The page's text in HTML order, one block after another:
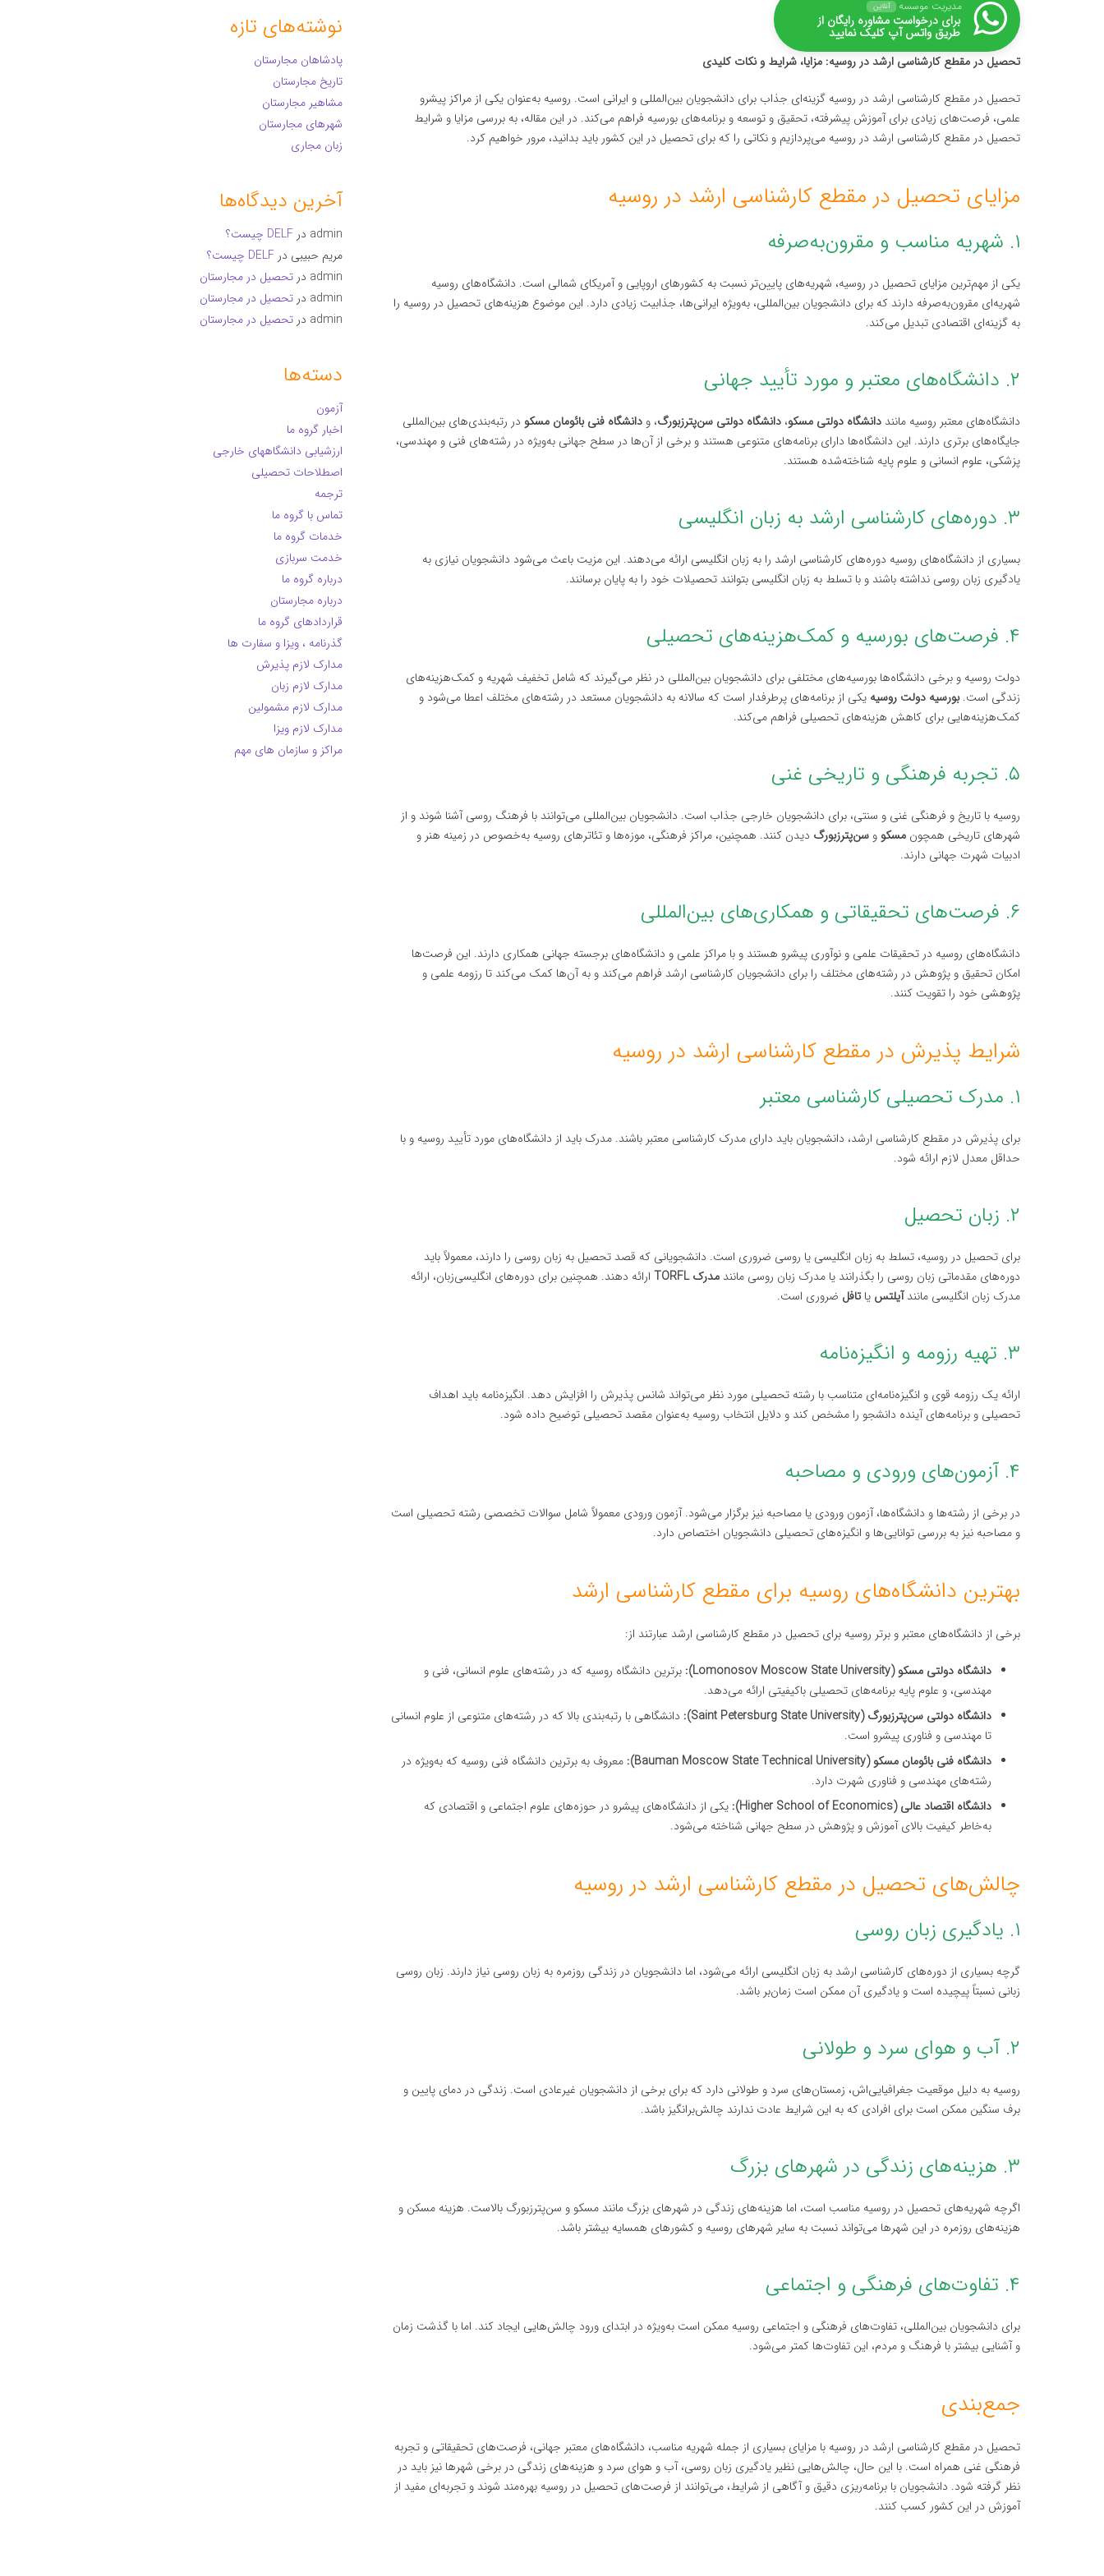
مدیریت موسسه آنلاین
برای درخواست مشاوره رایگان از
طریق واتس آپ کلیک نمایید
تحصیل در مقطع کارشناسی ارشد در روسیه: مزایا، شرایط و نکات کلیدی
تحصیل در مقطع کارشناسی ارشد در روسیه گزینه‌ای جذاب برای دانشجویان بین‌المللی و ایرانی است. روسیه به‌عنوان یکی از مراکز پیشرو
علمی، فرصت‌های زیادی برای آموزش پیشرفته، تحقیق و توسعه و برنامه‌های بورسیه فراهم می‌کند. در این مقاله، به بررسی مزایا و شرایط
تحصیل در مقطع کارشناسی ارشد در روسیه می‌پردازیم و نکاتی را که برای تحصیل در این کشور باید بدانید، مرور خواهیم کرد.
مزایای تحصیل در مقطع کارشناسی ارشد در روسیه
۱. شهریه مناسب و مقرون‌به‌صرفه
یکی از مهم‌ترین مزایای تحصیل در روسیه، شهریه‌های پایین‌تر نسبت به کشورهای اروپایی و آمریکای شمالی است. دانشگاه‌های روسیه
شهریه‌ای مقرون‌به‌صرفه دارند که برای دانشجویان بین‌المللی، به‌ویژه ایرانی‌ها، جذابیت زیادی دارد. این موضوع هزینه‌های تحصیل در روسیه را
به گزینه‌ای اقتصادی تبدیل می‌کند.
۲. دانشگاه‌های معتبر و مورد تأیید جهانی
دانشگاه‌های معتبر روسیه مانند دانشگاه دولتی مسکو، دانشگاه دولتی سن‌پترزبورگ، و دانشگاه فنی بائومان مسکو در رتبه‌بندی‌های بین‌المللی
جایگاه‌های برتری دارند. این دانشگاه‌ها دارای برنامه‌های متنوعی هستند و برخی از آن‌ها در سطح جهانی به‌ویژه در رشته‌های فنی و مهندسی،
پزشکی، علوم انسانی و علوم پایه شناخته‌شده هستند.
۳. دوره‌های کارشناسی ارشد به زبان انگلیسی
بسیاری از دانشگاه‌های روسیه دوره‌های کارشناسی ارشد را به زبان انگلیسی ارائه می‌دهند. این مزیت باعث می‌شود دانشجویان نیازی به
یادگیری زبان روسی نداشته باشند و با تسلط به زبان انگلیسی بتوانند تحصیلات خود را به پایان برسانند.
۴. فرصت‌های بورسیه و کمک‌هزینه‌های تحصیلی
دولت روسیه و برخی دانشگاه‌ها بورسیه‌های مختلفی برای دانشجویان بین‌المللی در نظر می‌گیرند که شامل تخفیف شهریه و کمک‌هزینه‌های
زندگی است.بورسیه دولت روسیه یکی از برنامه‌های پرطرفدار است که سالانه به دانشجویان مستعد در رشته‌های مختلف اعطا می‌شود و
کمک‌هزینه‌هایی برای کاهش هزینه‌های تحصیلی فراهم می‌کند.
۵. تجربه فرهنگی و تاریخی غنی
روسیه با تاریخ و فرهنگی غنی و سنتی، برای دانشجویان خارجی جذاب است. دانشجویان بین‌المللی می‌توانند با فرهنگ روسی آشنا شوند و از
شهرهای تاریخی همچون مسکو و سن‌پترزبورگ دیدن کنند. همچنین، مراکز فرهنگی، موزه‌ها و تئاترهای روسیه به‌خصوص در زمینه هنر و
ادبیات شهرت جهانی دارند.
۶. فرصت‌های تحقیقاتی و همکاری‌های بین‌المللی
دانشگاه‌های روسیه در تحقیقات علمی و نوآوری پیشرو هستند و با مراکز علمی و دانشگاه‌های برجسته جهانی همکاری دارند. این فرصت‌ها
امکان تحقیق و پژوهش در رشته‌های مختلف را برای دانشجویان کارشناسی ارشد فراهم می‌کند و به آن‌ها کمک می‌کند تا رزومه علمی و
پژوهشی خود را تقویت کنند.
شرایط پذیرش در مقطع کارشناسی ارشد در روسیه
۱. مدرک تحصیلی کارشناسی معتبر
برای پذیرش در مقطع کارشناسی ارشد، دانشجویان باید دارای مدرک کارشناسی معتبر باشند. مدرک باید از دانشگاه‌های مورد تأیید روسیه و با
حداقل معدل لازم ارائه شود.
۲. زبان تحصیل
برای تحصیل در روسیه، تسلط به زبان انگلیسی یا روسی ضروری است. دانشجویانی که قصد تحصیل به زبان روسی را دارند، معمولاً باید
دوره‌های مقدماتی زبان روسی را بگذرانند یا مدرک زبان روسی مانند مدرک TORFL
ارائه دهند. همچنین برای دوره‌های انگلیسی‌زبان، ارائه
مدرک زبان انگلیسی مانندآیلتس یا تافل ضروری است.
۳. تهیه رزومه و انگیزه‌نامه
ارائه یک رزومه قوی و انگیزه‌نامه‌ای متناسب با رشته تحصیلی مورد نظر می‌تواند شانس پذیرش را افزایش دهد. انگیزه‌نامه باید اهداف
تحصیلی و برنامه‌های آینده دانشجو را مشخص کند و دلایل انتخاب روسیه به‌عنوان مقصد تحصیلی توضیح داده شود.
۴. آزمون‌های ورودی و مصاحبه
در برخی از رشته‌ها و دانشگاه‌ها، آزمون ورودی یا مصاحبه نیز برگزار می‌شود. آزمون ورودی معمولاً شامل سوالات تخصصی رشته تحصیلی است
و مصاحبه نیز به بررسی توانایی‌ها و انگیزه‌های تحصیلی دانشجویان اختصاص دارد.
بهترین دانشگاه‌های روسیه برای مقطع کارشناسی ارشد
برخی از دانشگاه‌های معتبر و برتر روسیه برای تحصیل در مقطع کارشناسی ارشد عبارتند از:
دانشگاه دولتی مسکو (Lomonosov Moscow State University):
برترین دانشگاه روسیه که در رشته‌های علوم انسانی، فنی و
مهندسی، و علوم پایه برنامه‌های تحصیلی باکیفیتی ارائه می‌دهد.
دانشگاه دولتی سن‌پترزبورگ (Saint Petersburg State University):
دانشگاهی با رتبه‌بندی بالا که در رشته‌های متنوعی از علوم انسانی
تا مهندسی و فناوری پیشرو است.
دانشگاه فنی بائومان مسکو (Bauman Moscow State Technical University):
معروف به برترین دانشگاه فنی روسیه که به‌ویژه در
رشته‌های مهندسی و فناوری شهرت دارد.
دانشگاه اقتصاد عالی (Higher School of Economics):
یکی از دانشگاه‌های پیشرو در حوزه‌های علوم اجتماعی و اقتصادی که
به‌خاطر کیفیت بالای آموزش و پژوهش در سطح جهانی شناخته می‌شود.
چالش‌های تحصیل در مقطع کارشناسی ارشد در روسیه
۱. یادگیری زبان روسی
گرچه بسیاری از دوره‌های کارشناسی ارشد به زبان انگلیسی ارائه می‌شود، اما دانشجویان در زندگی روزمره به زبان روسی نیاز دارند. زبان روسی
زبانی نسبتاً پیچیده است و یادگیری آن ممکن است زمان‌بر باشد.
۲. آب و هوای سرد و طولانی
روسیه به دلیل موقعیت جغرافیایی‌اش، زمستان‌های سرد و طولانی دارد که برای برخی از دانشجویان غیرعادی است. زندگی در دمای پایین و
برف سنگین ممکن است برای افرادی که به این شرایط عادت ندارند چالش‌برانگیز باشد.
۳. هزینه‌های زندگی در شهرهای بزرگ
اگرچه شهریه‌های تحصیل در روسیه مناسب است، اما هزینه‌های زندگی در شهرهای بزرگ مانند مسکو و سن‌پترزبورگ بالاست. هزینه مسکن و
هزینه‌های روزمره در این شهرها می‌تواند نسبت به سایر شهرهای روسیه و کشورهای همسایه بیشتر باشد.
۴. تفاوت‌های فرهنگی و اجتماعی
برای دانشجویان بین‌المللی، تفاوت‌های فرهنگی و اجتماعی روسیه ممکن است به‌ویژه در ابتدای ورود چالش‌هایی ایجاد کند. اما با گذشت زمان
و آشنایی بیشتر با فرهنگ و مردم، این تفاوت‌ها کمتر می‌شود.
جمع‌بندی
تحصیل در مقطع کارشناسی ارشد در روسیه با مزایای بسیاری از جمله شهریه مناسب، دانشگاه‌های معتبر جهانی، فرصت‌های تحقیقاتی و تجربه
فرهنگی غنی همراه است. با این حال، چالش‌هایی نظیر یادگیری زبان روسی، آب و هوای سرد و هزینه‌های زندگی در برخی شهرها نیز باید در
نظر گرفته شود. دانشجویان با برنامه‌ریزی دقیق و آگاهی از شرایط، می‌توانند از فرصت‌های تحصیل در روسیه بهره‌مند شوند و تجربه‌ای مفید از
آموزش در این کشور کسب کنند.
نوشته‌های تازه
پادشاهان مجارستان
تاریخ مجارستان
مشاهیر مجارستان
شهرهای مجارستان
زبان مجاری
آخرین دیدگاه‌ها
admin در DELF چیست؟
مریم حبیبی در DELF چیست؟
admin در تحصیل در مجارستان
admin در تحصیل در مجارستان
admin در تحصیل در مجارستان
دسته‌ها
آزمون
اخبار گروه ما
ارزشیابی دانشگاههای خارجی
اصطلاحات تحصیلی
ترجمه
تماس با گروه ما
خدمات گروه ما
خدمت سربازی
درباره گروه ما
درباره مجارستان
قراردادهای گروه ما
گذرنامه ، ویزا و سفارت ها
مدارک لازم پذیرش
مدارک لازم زبان
مدارک لازم مشمولین
مدارک لازم ویزا
مراکز و سازمان های مهم